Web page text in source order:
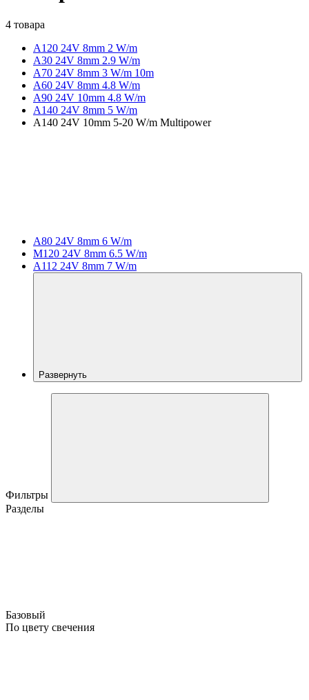
4 товара
A120 24V 8mm 2 W/m
A30 24V 8mm 2.9 W/m
A70 24V 8mm 3 W/m 10m
A60 24V 8mm 4.8 W/m
A90 24V 10mm 4.8 W/m
A140 24V 8mm 5 W/m
A140 24V 10mm 5-20 W/m Multipower
A80 24V 8mm 6 W/m
M120 24V 8mm 6.5 W/m
A112 24V 8mm 7 W/m
Развернуть
Фильтры
Разделы
Базовый
По цвету свечения